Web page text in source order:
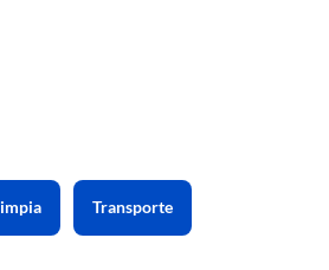
Transporte